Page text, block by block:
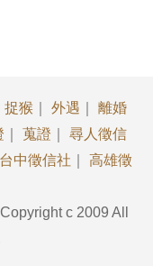
捉猴 外遇
離婚
蒐證
尋人徵信
台中徵信社
高雄徵
c 2009 All